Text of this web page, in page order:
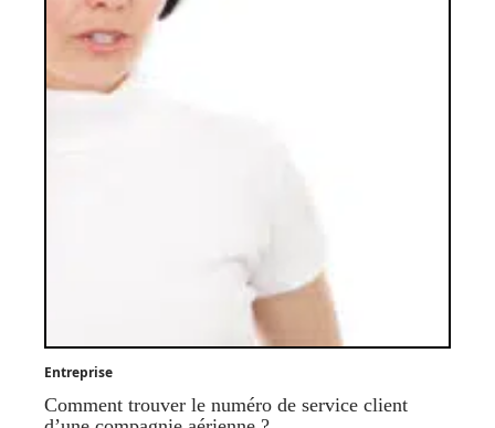
Entreprise
Comment trouver le numéro de service client